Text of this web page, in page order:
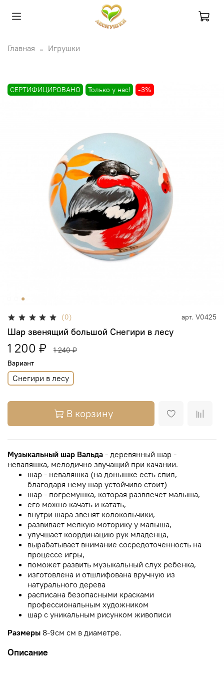
Главная Игрушки
СЕРТИФИЦИРОВАНО Только у нас! -3%
(0) арт. V0425
Шар звенящий большой Снегири в лесу
1 200 ₽
1 240 ₽
Вариант
Снегири в лесу
В корзину
Музыкальный шар Вальда - деревянный шар -
неваляшка, мелодично звучащий при качании.
шар - неваляшка (на донышке есть спил,
благодаря нему шар устойчиво стоит)
шар - погремушка, которая развлечет малыша,
его можно качать и катать,
внутри шара звенят колокольчики,
развивает мелкую моторику у малыша,
улучшает координацию рук младенца,
вырабатывает внимание сосредоточенность на
процессе игры,
поможет развить музыкальный слух ребенка,
изготовлена и отшлифована вручную из
натурального дерева
расписана безопасными красками
профессиональным художником
шар с уникальным рисунком живописи
Размеры 8-9см см в диаметре.
Описание